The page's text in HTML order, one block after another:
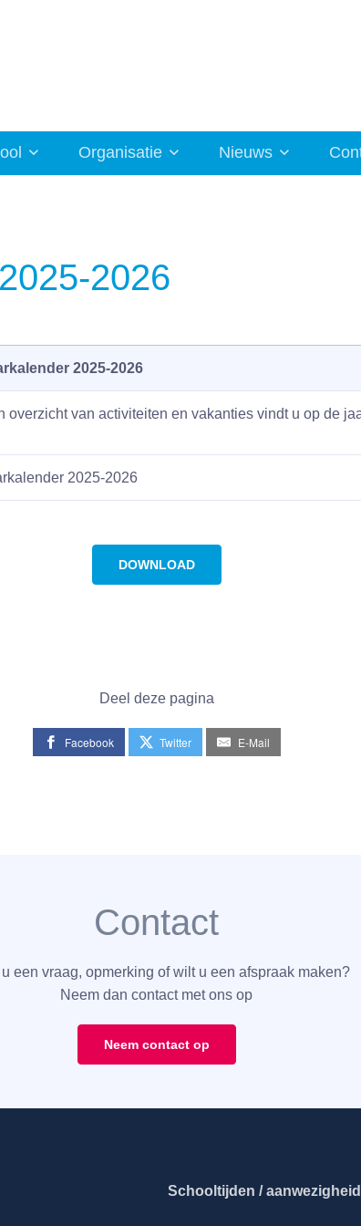
Organisatie Nieuws
2026
2025-2026
overzicht van activiteiten en vakanties vindt u op de
2025-2026
DOWNLOAD
Deel deze pagina
Facebook Twitter E-Mail
Contact
u een vraag, opmerking of wilt u een afspraak maken?
Neem dan contact met ons op
Neem contact op
Schooltijden / aanwezigheid